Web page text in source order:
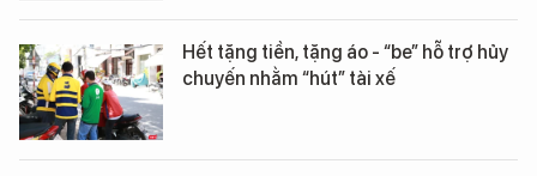
Hết tặng tiền, tặng áo - “be” hỗ trợ hủy
chuyến nhằm “hút” tài xế